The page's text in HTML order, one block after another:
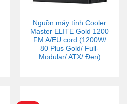
Nguồn máy tính Cooler
Master ELITE Gold 1200
FM A/EU cord (1200W/
80 Plus Gold/ Full-
Modular/ ATX/ Đen)